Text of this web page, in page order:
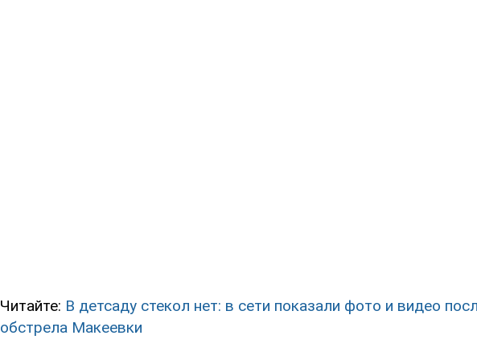
Читайте: В детсаду стекол нет: в сети показали фото и видео
обстрела Макеевки